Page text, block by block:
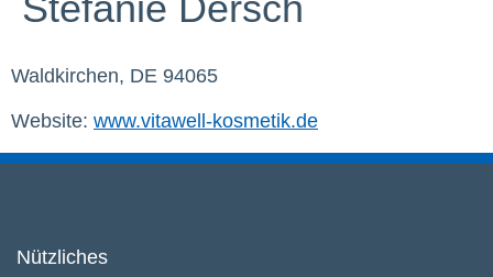
Waldkirchen, DE 94065
Website: www.vitawell-kosmetik.de
Nützliches